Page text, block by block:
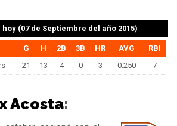
hoy (07 de Septiembre del año 2015)
G H 2B 3B HR AVG
RBI
21 13 4 0 3 0.250 7
Acosta: